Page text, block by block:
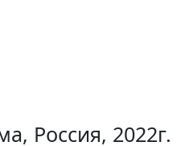
Россия, 2022г.